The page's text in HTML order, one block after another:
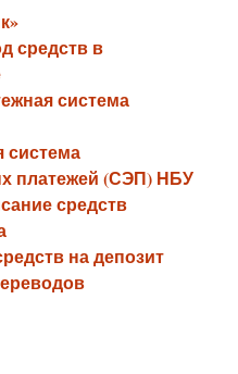
средств в
система
система
платежей (СЭП) НБУ
средств
на депозит